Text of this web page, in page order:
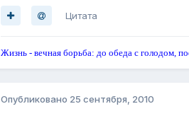
Цитата
Жизнь - вечная борьба: до обеда с голодом,
Опубликовано 25 сентября, 2010